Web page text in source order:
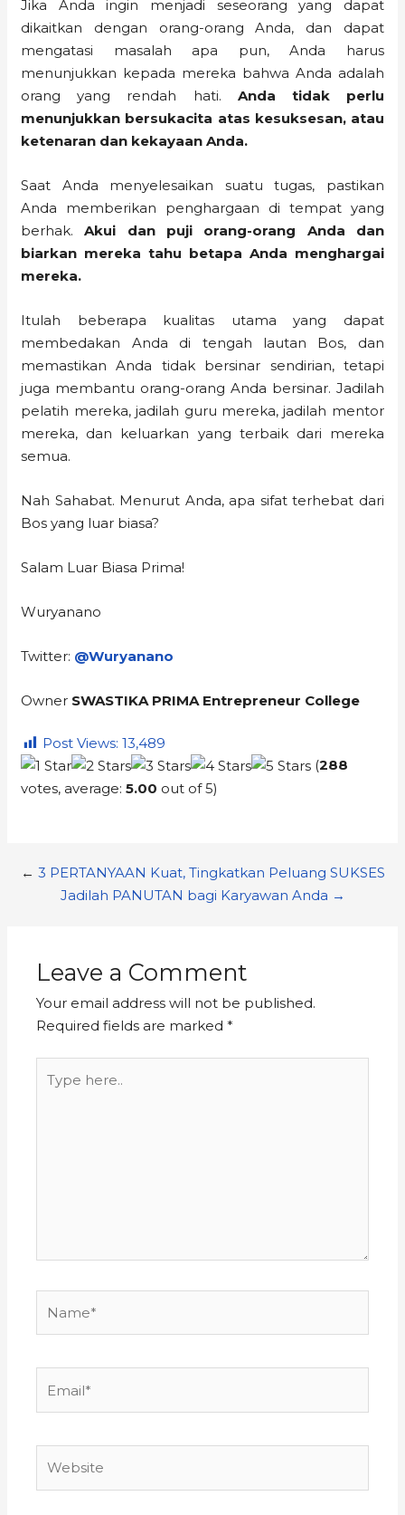
Jika Anda ingin menjadi seseorang yang dapat
dikaitkan dengan orang-orang Anda, dan dapat
mengatasi masalah apa pun, Anda harus
menunjukkan kepada mereka bahwa Anda adalah
orang yang rendah hati. Anda tidak perlu
menunjukkan bersukacita atas kesuksesan, atau
ketenaran dan kekayaan Anda.
Saat Anda menyelesaikan suatu tugas, pastikan
Anda memberikan penghargaan di tempat yang
berhak.Akui dan puji orang-orang Anda dan
biarkan mereka tahu betapa Anda menghargai
mereka.
Itulah beberapa kualitas utama yang dapat
membedakan Anda di tengah lautan Bos, dan
memastikan Anda tidak bersinar sendirian, tetapi
juga membantu orang-orang Anda bersinar. Jadilah
pelatih mereka, jadilah guru mereka, jadilah mentor
mereka, dan keluarkan yang terbaik dari mereka
semua.
Nah Sahabat. Menurut Anda, apa sifat terhebat dari
Bos yang luar biasa?
Salam Luar Biasa Prima!
Wuryanano
Twitter: @Wuryanano
Owner SWASTIKA PRIMA Entrepreneur College
Post Views: 13,489
(288
votes, average:5.00 out of 5)
← 3 PERTANYAAN Kuat, Tingkatkan Peluang SUKSES
Jadilah PANUTAN bagi Karyawan Anda →
Leave a Comment
Your email address will not be published.
Required fields are marked*